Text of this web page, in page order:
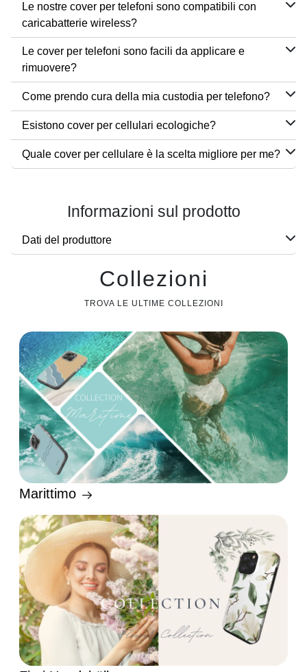
Le nostre cover per telefoni sono compatibili con
caricabatterie wireless?
Le cover per telefoni sono facili da applicare e
rimuovere?
Come prendo cura della mia custodia per telefono?
Esistono cover per cellulari ecologiche?
Quale cover per cellulare è la scelta migliore per me?
Informazioni sul prodotto
Dati del produttore
Collezioni
TROVA LE ULTIME COLLEZIONI
Marittimo